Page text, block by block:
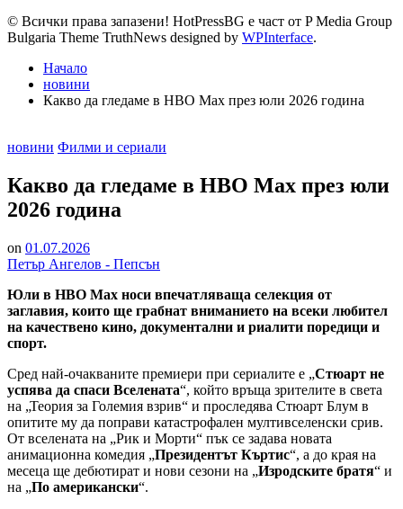
© Всички права запазени! HotPressBG е част от P Media Group
Bulgaria Theme TruthNews designed by WPInterface.
Начало
новини
Какво да гледаме в HBO Max през юли 2026 година
Posted
новини Филми и сериали
Какво да гледаме в HBO Max през юли
2026 година
on 01.07.2026
Петър Ангелов - Пепсън
Юли в HBO Max носи впечатляваща селекция от
заглавия, които ще грабнат вниманието на всеки любител
на качествено кино, документални и риалити поредици и
спорт.
Сред най-очакваните премиери при сериалите е „Стюарт не
успява да спаси Вселената“, който връща зрителите в света
на „Теория за Големия взрив“ и проследява Стюарт Блум в
опитите му да поправи катастрофален мултивселенски срив.
От вселената на „Рик и Морти“ пък се задава новата
анимационна комедия „Президентът Къртис“, а до края на
месеца ще дебютират и нови сезони на „Изродските братя“ и
на „По американски“.